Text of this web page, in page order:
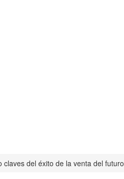
claves del éxito de la venta del futuro